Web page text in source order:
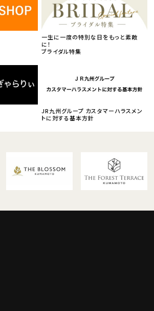
一生に一度の特別な日をもっと素敵
に！
ブライダル特集
JR九州グループ カスタマーハラスメン
トに対する基本方針